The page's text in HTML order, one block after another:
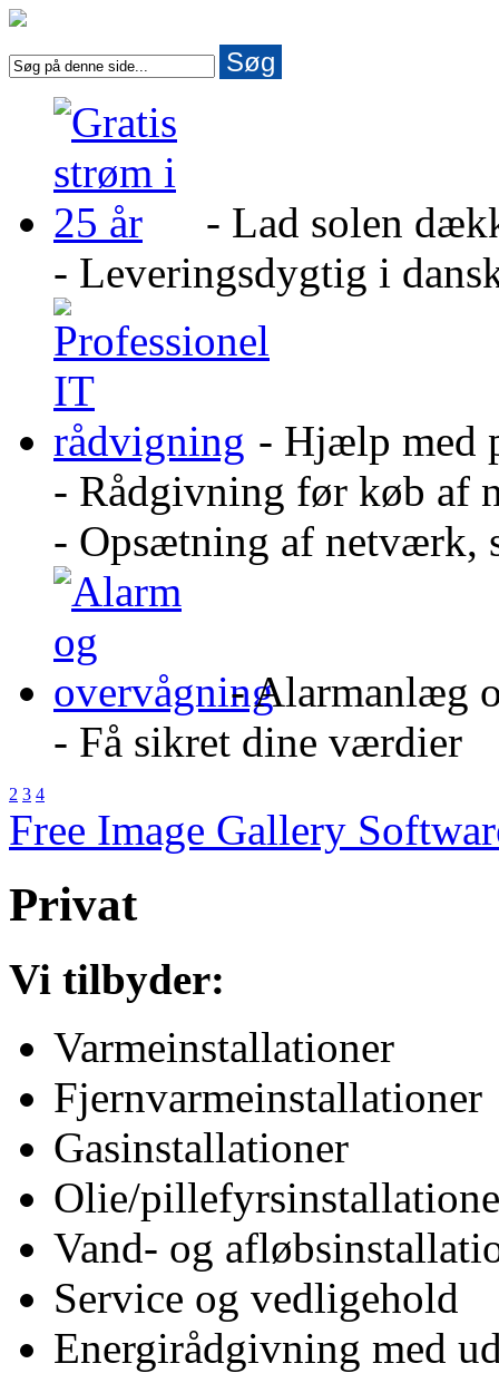
Søg
- Lad solen
- Leveringsdygtig i
- Hjælp med
- Rådgivning før køb af
- Opsætning af netværk,
- Alarmanlæg
- Få sikret dine værdier
2 3 4
Free Image Gallery
Privat
Vi tilbyder:
Varmeinstallationer
Fjernvarmeinstallationer
Gasinstallationer
Olie/
Vand- og
Service og vedligehold
Energirådgivning med